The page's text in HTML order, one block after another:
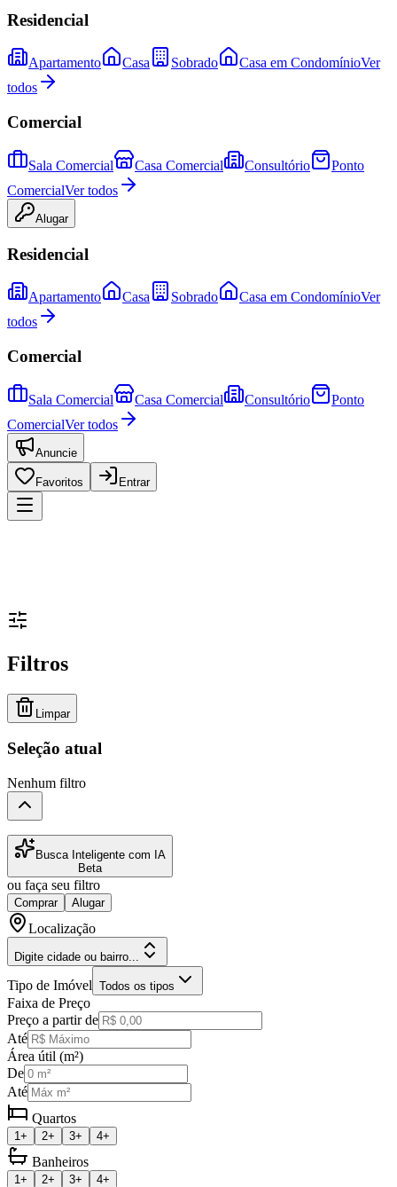
Residencial
Apartamento Casa Sobrado Casa em CondomínioVer
todos
Comercial
Sala Comercial Casa Comercial Consultório
Ponto
ComercialVer todos
Alugar
Residencial
Apartamento Casa Sobrado Casa em CondomínioVer
todos
Comercial
Sala Comercial Casa Comercial Consultório
Ponto
ComercialVer todos
Anuncie
Favoritos Entrar
Filtros
Limpar
Seleção atual
Nenhum filtro
Busca Inteligente com IA
Beta
ou faça seu filtro
Comprar Alugar
Localização
Digite cidade ou bairro...
Tipo de Imóvel Todos os tipos
Faixa de Preço
Preço a partir de
Até
Área útil (m²)
De
Até
Quartos
1+ 2+ 3+ 4+
Banheiros
1+ 2+ 3+ 4+